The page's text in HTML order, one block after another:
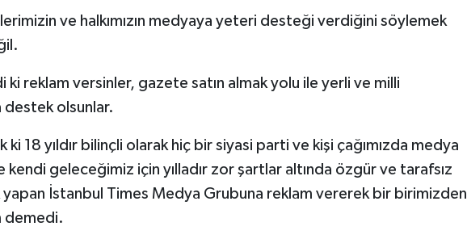
ve halkımızın medyaya yeteri desteği verdiğini söylemek
ki reklam versinler, gazete satın almak yolu ile yerli ve milli
destek olsunlar.
ki 18 yıldır bilinçli olarak hiç bir siyasi parti ve kişi çağımızda medya
kendi geleceğimiz için yılladır zor şartlar altında özgür ve tarafsız
yapan İstanbul Times Medya Grubuna reklam vererek bir birimizden
demedi.